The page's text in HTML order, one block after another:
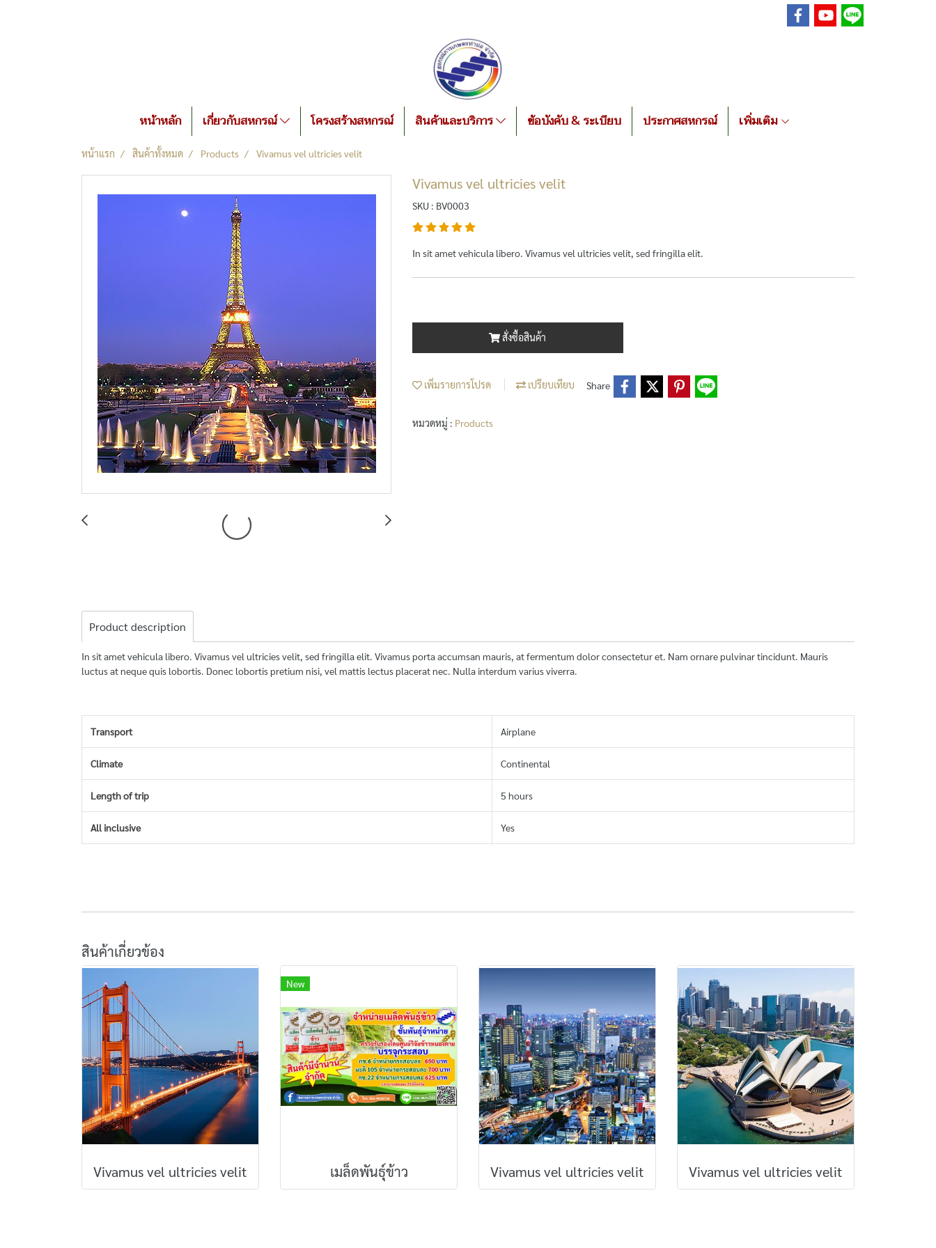
หน้าหลัก เกี่ยวกับสหกรณ์ โครงสร้างสหกรณ์ สินค้าและบริการ ข้อบังคับ & ระเบียบ ประกาศสหกรณ์ เพิ่มเติม
หน้าแรก สินค้าทั้งหมด Products Vivamus vel ultricies velit
Vivamus vel ultricies velit
SKU : BV0003
In sit amet vehicula libero. Vivamus vel ultricies velit, sed fringilla elit.
สั่งซื้อสินค้า
เพิ่มรายการโปรด เปรียบเทียบ Share
หมวดหมู่ : Products
Product description
In sit amet vehicula libero. Vivamus vel ultricies velit, sed fringilla elit. Vivamus porta accumsan mauris, at fermentum dolor consectetur et. Nam ornare pulvinar tincidunt. Mauris
luctus at neque quis lobortis. Donec lobortis pretium nisi, vel mattis lectus placerat nec. Nulla interdum varius viverra.
Transport Airplane
Climate Continental
Length of trip 5 hours
All inclusive Yes
สินค้าเกี่ยวข้อง
Vivamus vel ultricies velit
New
เมล็ดพันธุ์ข้าว Vivamus vel ultricies velit Vivamus vel ultricies velit